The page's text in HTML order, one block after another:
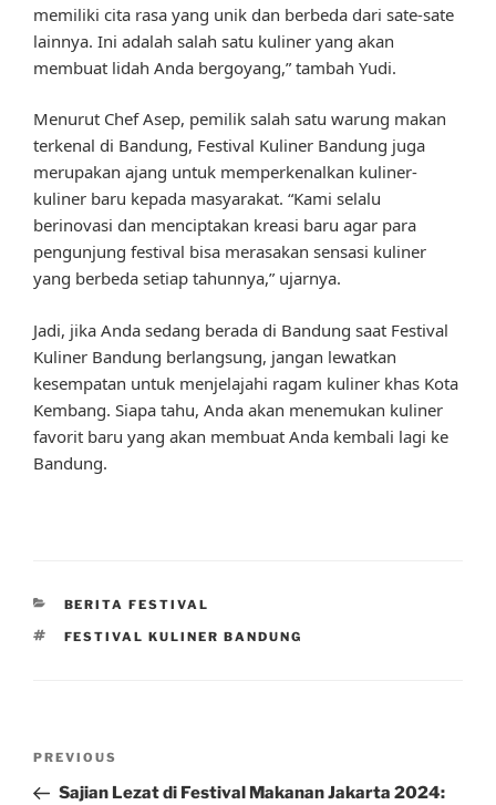
memiliki cita rasa yang unik dan berbeda dari sate-sate
lainnya. Ini adalah salah satu kuliner yang akan
membuat lidah Anda bergoyang,” tambah Yudi.
Menurut Chef Asep, pemilik salah satu warung makan
terkenal di Bandung, Festival Kuliner Bandung juga
merupakan ajang untuk memperkenalkan kuliner-
kuliner baru kepada masyarakat. “Kami selalu
berinovasi dan menciptakan kreasi baru agar para
pengunjung festival bisa merasakan sensasi kuliner
yang berbeda setiap tahunnya,” ujarnya.
Jadi, jika Anda sedang berada di Bandung saat Festival
Kuliner Bandung berlangsung, jangan lewatkan
kesempatan untuk menjelajahi ragam kuliner khas Kota
Kembang. Siapa tahu, Anda akan menemukan kuliner
favorit baru yang akan membuat Anda kembali lagi ke
Bandung.
CATEGORIES
BERITA FESTIVAL
TAGS
FESTIVAL KULINER BANDUNG
Previous
Post
PREVIOUS
Sajian Lezat di Festival Makanan Jakarta 2024: